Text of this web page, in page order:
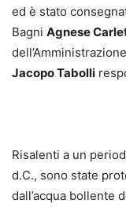
ed è stato
Bagni Agnese
Jacopo Tabolli
Risalenti a un
d.C., sono state
dall’acqua bollente